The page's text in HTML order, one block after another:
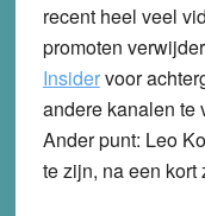
recent heel veel
promoten
Insidervoor
andere kanalen te
Ander punt: Leo
te zijn, na een kort